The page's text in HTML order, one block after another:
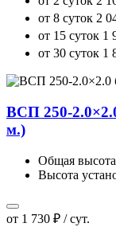
от 8 суток 2
от 15 суток 1
от 30 суток 1
ВСП 250-
м.)
Общая
Высота
от 1 730 ₽ / сут.